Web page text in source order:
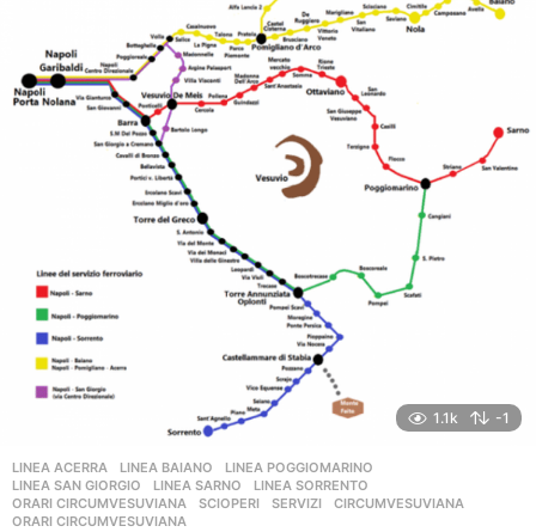
o
1.1k -1
LINEA ACERRA ,LINEA BAIANO ,LINEA POGGIOMARINO
LINEA SAN GIORGIO
,LINEA SARNO ,LINEA SORRENTO
ORARI CIRCUMVESUVIANA
,SCIOPERI ,SERVIZI CIRCUMVESUVIANA
ORARI CIRCUMVESUVIANA